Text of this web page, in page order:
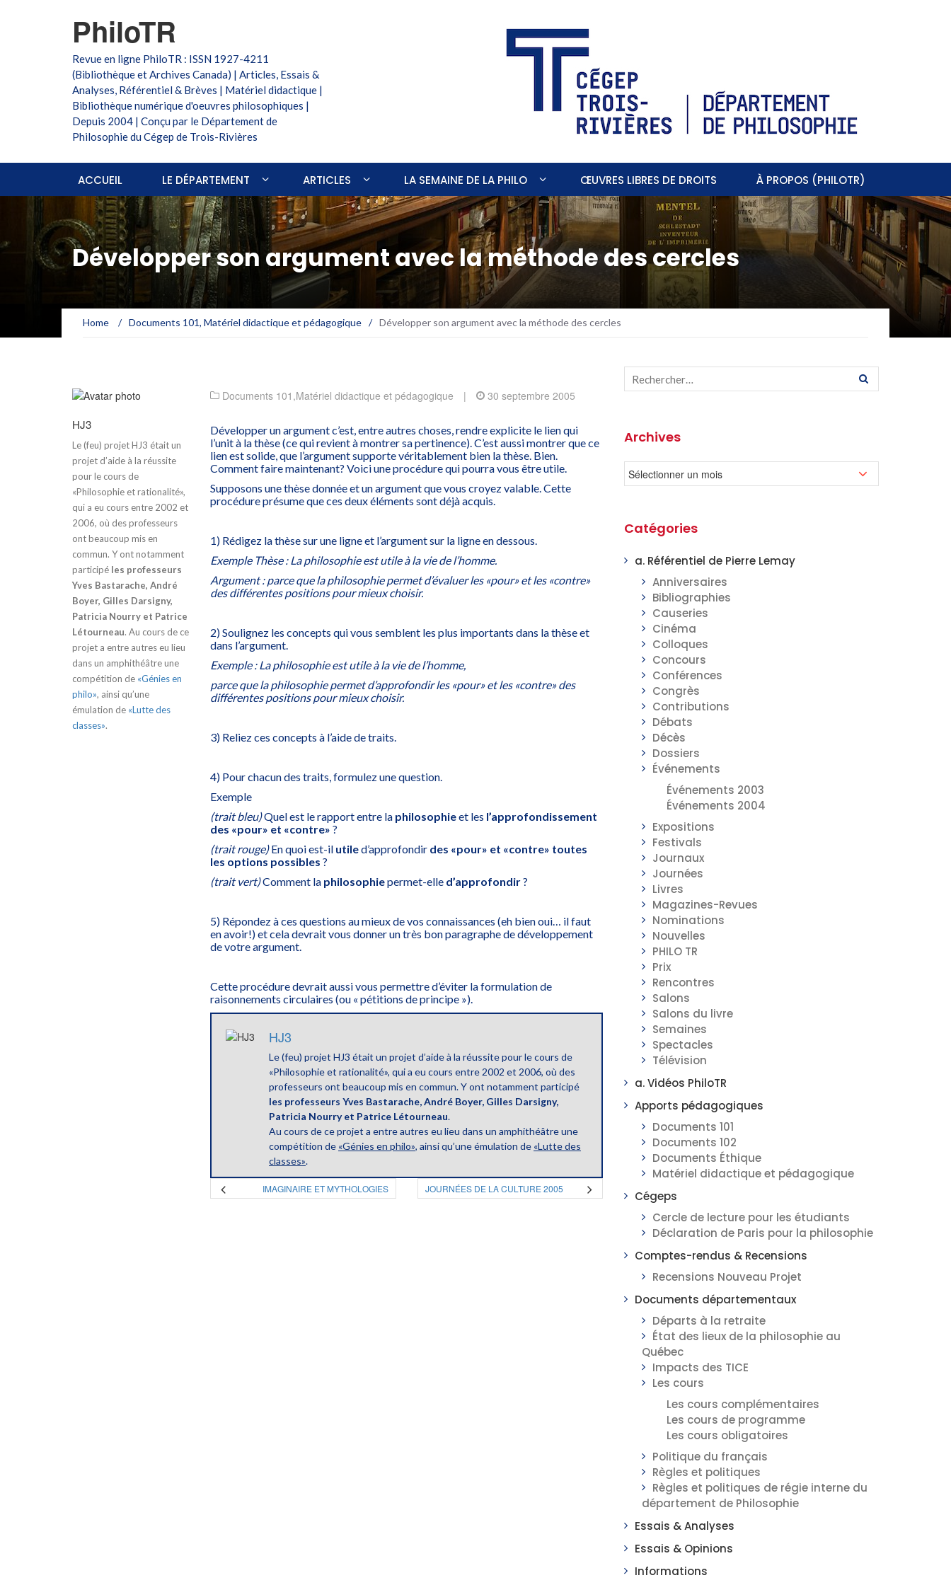
PhiloTR
Revue en ligne PhiloTR : ISSN 1927-4211
(Bibliothèque et Archives Canada) | Articles, Essais &
Analyses, Référentiel & Brèves | Matériel didactique |
Bibliothèque numérique d'oeuvres philosophiques |
Depuis 2004 | Conçu par le Département de
Philosophie du Cégep de Trois-Rivières
ACCUEIL LE DÉPARTEMENT ARTICLES LA SEMAINE DE LA PHILO ŒUVRES LIBRES DE DROITS À PROPOS (PHILOTR)
Développer son argument avec la méthode des cercles
Home / Documents 101, Matériel didactique et pédagogique / Développer son argument avec la méthode des cercles
HJ3
Le (feu) projet HJ3 était un
projet d’aide à la réussite
pour le cours de
«Philosophie et rationalité»,
qui a eu cours entre 2002 et
2006, où des professeurs
ont beaucoup mis en
commun. Y ont notamment
participé les professeurs
Yves Bastarache, André
Boyer, Gilles Darsigny,
Patricia Nourry et Patrice
Létourneau. Au cours de ce
projet a entre autres eu lieu
dans un amphithéâtre une
compétition de «Génies en
philo», ainsi qu’une
émulation de «Lutte des
classes».
Documents 101 ,Matériel didactique et pédagogique | 30 septembre 2005
Développer un argument c’est, entre autres choses, rendre explicite le lien qui
l’unit à la thèse (ce qui revient à montrer sa pertinence). C’est aussi montrer que ce
lien est solide, que l’argument supporte véritablement bien la thèse. Bien.
Comment faire maintenant? Voici une procédure qui pourra vous être utile.
Supposons une thèse donnée et un argument que vous croyez valable. Cette
procédure présume que ces deux éléments sont déjà acquis.
1) Rédigez la thèse sur une ligne et l’argument sur la ligne en dessous.
Exemple Thèse : La philosophie est utile à la vie de l’homme.
Argument : parce que la philosophie permet d’évaluer les «pour» et les «contre»
des différentes positions pour mieux choisir.
2) Soulignez les concepts qui vous semblent les plus importants dans la thèse et
dans l’argument.
Exemple : La philosophie est utile à la vie de l’homme,
parce que la philosophie permet d’approfondir les «pour» et les «contre» des
différentes positions pour mieux choisir.
3) Reliez ces concepts à l’aide de traits.
4) Pour chacun des traits, formulez une question.
Exemple
(trait bleu)Quel est le rapport entre la philosophieet les l’approfondissement
des «pour» et «contre» ?
(trait rouge)En quoi est-il utiled’approfondir des «pour» et «contre» toutes
les options possibles ?
(trait vert)Comment la philosophiepermet-elle d’approfondir?
5) Répondez à ces questions au mieux de vos connaissances (eh bien oui… il faut
en avoir!) et cela devrait vous donner un très bon paragraphe de développement
de votre argument.
Cette procédure devrait aussi vous permettre d’éviter la formulation de
raisonnements circulaires (ou « pétitions de principe »).
HJ3
Le (feu) projet HJ3 était un projet d’aide à la réussite pour le cours de
«Philosophie et rationalité», qui a eu cours entre 2002 et 2006, où des
professeurs ont beaucoup mis en commun. Y ont notamment participé
les professeurs Yves Bastarache, André Boyer, Gilles Darsigny,
Patricia Nourry et Patrice Létourneau.
Au cours de ce projet a entre autres eu lieu dans un amphithéâtre une
compétition de «Génies en philo», ainsi qu’une émulation de «Lutte des
classes».
IMAGINAIRE ET MYTHOLOGIES JOURNÉES DE LA CULTURE 2005
Archives
Catégories
a. Référentiel de Pierre Lemay
Anniversaires
Bibliographies
Causeries
Cinéma
Colloques
Concours
Conférences
Congrès
Contributions
Débats
Décès
Dossiers
Événements
Événements 2003
Événements 2004
Expositions
Festivals
Journaux
Journées
Livres
Magazines-Revues
Nominations
Nouvelles
PHILO TR
Prix
Rencontres
Salons
Salons du livre
Semaines
Spectacles
Télévision
a. Vidéos PhiloTR
Apports pédagogiques
Documents 101
Documents 102
Documents Éthique
Matériel didactique et pédagogique
Cégeps
Cercle de lecture pour les étudiants
Déclaration de Paris pour la philosophie
Comptes-rendus & Recensions
Recensions Nouveau Projet
Documents départementaux
Départs à la retraite
État des lieux de la philosophie au
Québec
Impacts des TICE
Les cours
Les cours complémentaires
Les cours de programme
Les cours obligatoires
Politique du français
Règles et politiques
Règles et politiques de régie interne du
département de Philosophie
Essais & Analyses
Essais & Opinions
Informations